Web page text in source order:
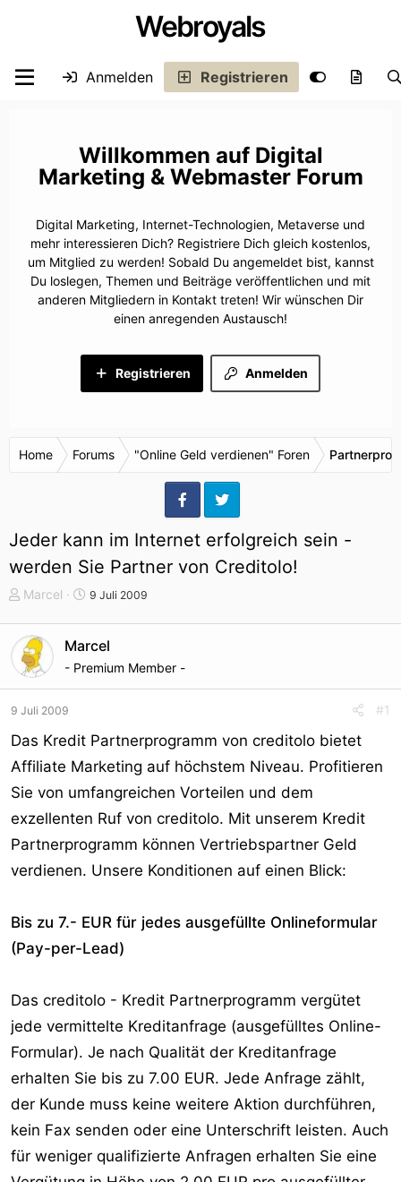
Webroyals
Anmelden Registrieren
Digital
Marketing & Webmaster Forum
Digital Marketing, Internet-Technologien, Metaverse und
mehr interessieren Dich? Registriere Dich gleich kostenlos,
um Mitglied zu werden! Sobald Du angemeldet bist, kannst
Du loslegen, Themen und Beiträge veröffentlichen und mit
anderen Mitgliedern in Kontakt treten! Wir wünschen Dir
einen anregenden Austausch!
Anmelden
Registrieren
Home Forums "Online Geld verdienen" Foren
Jeder kann im Internet erfolgreich sein -
werden Sie Partner von Creditolo!
T
m
e
n
s
a
r
e
r
Marcel
S
r
t
d
u
m
9 Juli 2009
Marcel
- Premium Member -
9 Juli 2009 #1
Das Kredit Partnerprogramm von creditolo bietet
Affiliate Marketing auf höchstem Niveau. Profitieren
Sie von umfangreichen Vorteilen und dem
exzellenten Ruf von creditolo. Mit unserem Kredit
Partnerprogramm können Vertriebspartner Geld
verdienen. Unsere Konditionen auf einen Blick:
Bis zu 7.- EUR für jedes ausgefüllte Onlineformular
(Pay-per-Lead)
Das creditolo - Kredit Partnerprogramm vergütet
jede vermittelte Kreditanfrage (ausgefülltes Online-
Formular). Je nach Qualität der Kreditanfrage
erhalten Sie bis zu 7.00 EUR. Jede Anfrage zählt,
der Kunde muss keine weitere Aktion durchführen,
kein Fax senden oder eine Unterschrift leisten. Auch
für weniger qualifizierte Anfragen erhalten Sie eine